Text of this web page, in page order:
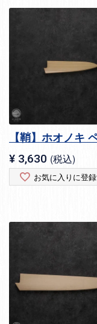
【鞘】ホオノキ
¥ 3,630 税込
お気に入りに登